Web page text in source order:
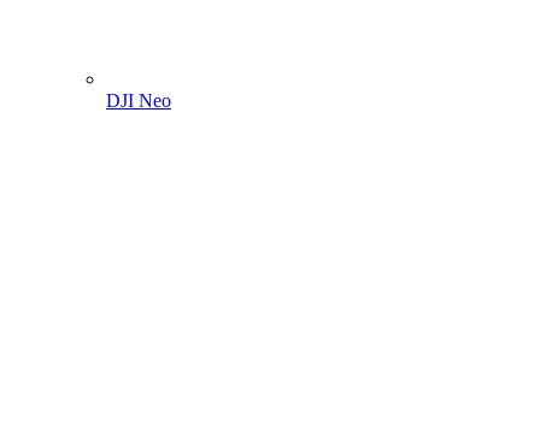
DJI Neo